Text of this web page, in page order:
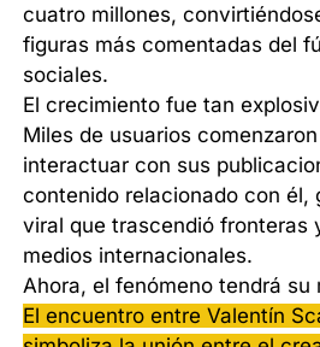
cuatro millones,
figuras más comentadas del
sociales.
El crecimiento fue tan
Miles de usuarios
interactuar con sus
contenido relacionado con él,
viral que trascendió fronteras
medios internacionales.
Ahora, el fenómeno tendrá su
El encuentro entre Valentín